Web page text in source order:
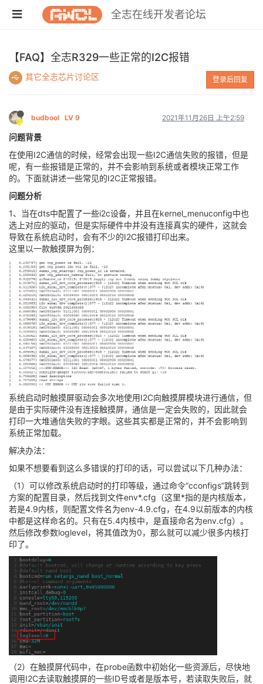
全志在线开发者论坛
【FAQ】全志R329一些正常的I2C报错
其它全志芯片讨论区 登录后回复
budbool LV 9 2021年11月26日 上午2:59
问题背景
在使用I2C通信的时候，经常会出现一些I2C通信失败的报错，但是
呢，有一些报错是正常的，并不会影响到系统或者模块正常工作
的。下面就讲述一些常见的I2C正常报错。
问题分析
1、当在dts中配置了一些i2c设备，并且在kernel_menuconfig中也
选上对应的驱动，但是实际硬件中并没有连接真实的硬件，这就会
导致在系统启动时，会有不少的I2C报错打印出来。
这里以一款触摸屏为例：
系统启动时触摸屏驱动会多次地使用I2C向触摸屏模块进行通信，但
是由于实际硬件没有连接触摸屏，通信是一定会失败的，因此就会
打印一大堆通信失败的字眼。这些其实都是正常的，并不会影响到
系统正常加载。
解决办法：
如果不想要看到这么多错误的打印的话，可以尝试以下几种办法：
（1）可以修改系统启动时的打印等级，通过命令“cconfigs”跳转到
方案的配置目录，然后找到文件env*.cfg（这里*指的是内核版本，
若是4.9内核，则配置文件名为env-4.9.cfg，在4.9以前版本的内核
中都是这样命名的。只有在5.4内核中，是直接命名为env.cfg）。
然后修改参数loglevel，将其值改为0，那么就可以减少很多内核打
印了。
（2）在触摸屏代码中，在probe函数中初始化一些资源后，尽快地
调用I2C去读取触摸屏的一些ID号或者是版本号，若读取失败后，就